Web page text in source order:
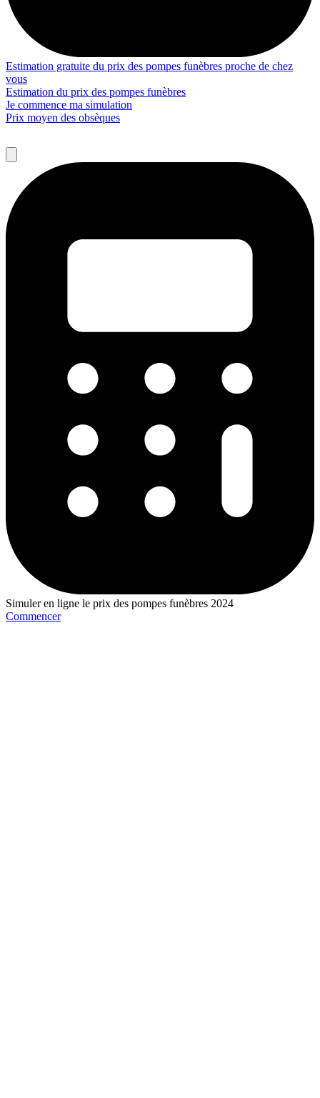
Estimation gratuite du prix des pompes funèbres proche de chez
vous
Estimation du prix des pompes funèbres
Je commence ma simulation
Prix moyen des obsèques
Simuler en ligne le prix des pompes funèbres 2024
Commencer